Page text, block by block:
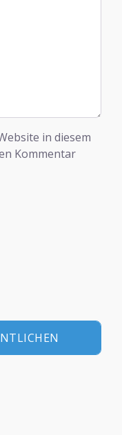
in diesem
Kommentar